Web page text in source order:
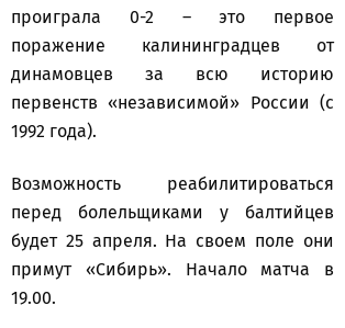
проиграла 0-2 – это первое
поражение калининградцев от
динамовцев за всю историю
первенств «независимой» России (с
1992 года).
Возможность реабилитироваться
перед болельщиками у балтийцев
будет 25 апреля. На своем поле они
примут «Сибирь». Начало матча в
19.00.